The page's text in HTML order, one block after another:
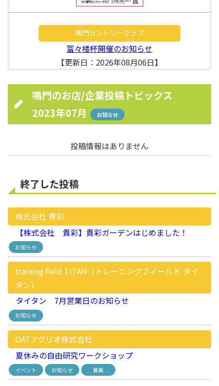
鳴門カントリークラブ
富々楼杯開催のお知らせ
【更新日：2026年08月06日】
鳴門のお店/企業投稿トピックス
2023年07月
お知らせ
投稿情報はありません
終了した投稿
株式会社 貴彩
【株式会社 貴彩】貴彩ガーデンはじめました！
お知らせ
training field TITAN（トレーニングフィールド タイ
タン）
タイタン 7月営業日のお知らせ
お知らせ
OATアグリオ株式会社
夏休みの自由研究ワークショップ
イベント お知らせ 募集